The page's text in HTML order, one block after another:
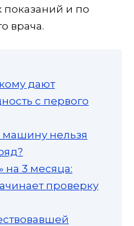
и по
врача.
дают
с первого
машину нельзя
на 3 месяца:
проверку